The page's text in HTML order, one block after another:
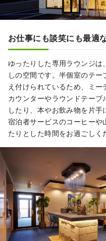
お仕事にも談笑にも最適
ゆったりした専用ラウンジ
しの空間です。半個室のテ
え付けられているため、ミー
カウンターやラウンドテー
したり、本やお飲み物を片手
宿泊者サービスのコーヒーや
たりとした時間をお過ごしく